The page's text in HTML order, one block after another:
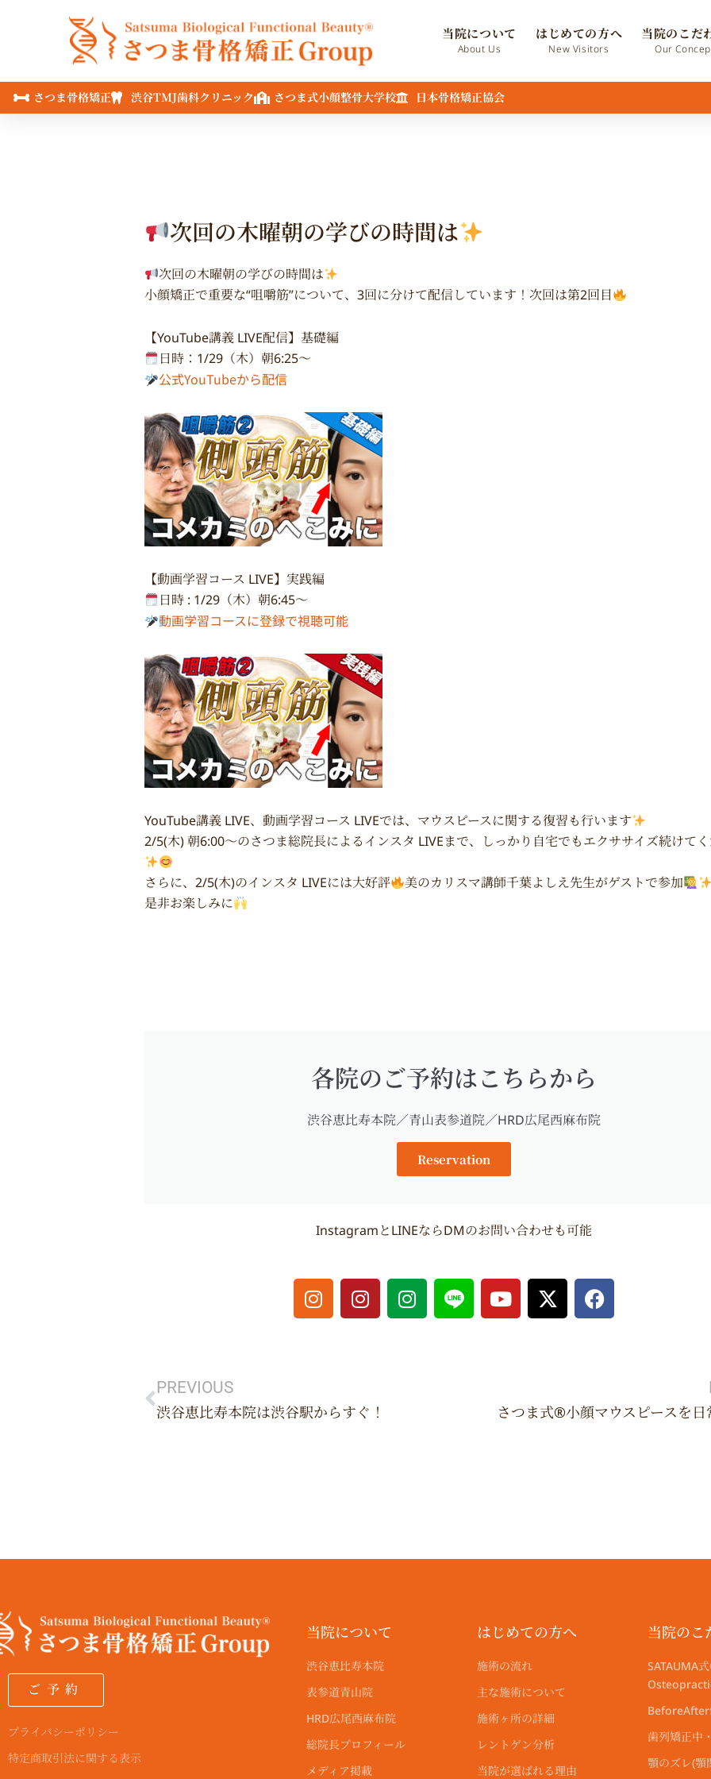
ッ
当院について
About Us
はじめての方へ
New Visitors
当院のこだ
Our
さつま骨格矯正 渋谷TMJ歯科クリニック さつま式小顔整骨大学校 日本骨格矯正協会
次回の木曜朝の学びの時間は
次回の木曜朝の学びの時間は
小顔矯正で重要な“咀嚼筋”について、3回に分けて配信しています！次回は第2回目
【YouTube講義 LIVE配信】基礎編
日時：1/29（木）朝6:25〜
公式YouTubeから配信
【動画学習コース LIVE】実践編
日時 : 1/29（木）朝6:45〜
動画学習コースに登録で視聴可能
YouTube講義 LIVE、動画学習コース LIVEでは、マウスピースに関する復習も行います
2/5(木) 朝6:00〜のさつま総院長によるインスタ LIVEまで、しっかり自宅でもエクササイズ続けて
さらに、2/5(木)のインスタ LIVEには大好評
美のカリスマ講師千葉よしえ先生がゲストで参加
是非お楽しみに
各院のご予約はこちらから
渋谷恵比寿本院／青山表参道院／HRD広尾西麻布院
Reservation
InstagramとLINEならDMのお問い合わせも可能
I
n
s
r
a
I
n
s
r
a
I
n
s
Y
o
u
e
X
-
t
t
e
F
a
c
o
k
PREVIOUS
渋谷恵比寿本院は渋谷駅からすぐ！
さつま式®︎小顔マウスピースを日
ご予約
プライバシーポリシー
特定商取引法に関する表示
当院について
渋谷恵比寿本院
表参道青山院
HRD広尾西麻布院
総院長プロフィール
メディア掲載
はじめての方へ
施術の流れ
主な施術について
施術ヶ所の詳細
レントゲン分析
当院が選ばれる理由
当院のこ
SATAUMA
BeforeAfter
歯列矯正中
顎のズレ(顎